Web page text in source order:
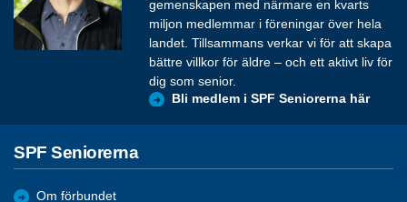
gemenskapen med närmare en kvarts
miljon medlemmar i föreningar över hela
landet. Tillsammans verkar vi för att skapa
bättre villkor för äldre – och ett aktivt liv för
dig som senior.
Bli medlem i SPF Seniorerna här
SPF Seniorerna
Om förbundet